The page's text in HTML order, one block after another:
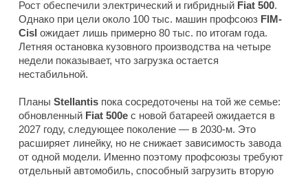
Рост обеспечили электрический и гибридный Fiat 500.
Однако при цели около 100 тыс. машин профсоюз FIM-
Cisl ожидает лишь примерно 80 тыс. по итогам года.
Летняя остановка кузовного производства на четыре
недели показывает, что загрузка остается
нестабильной.
Планы Stellantis пока сосредоточены на той же семье:
обновленный Fiat 500e с новой батареей ожидается в
2027 году, следующее поколение — в 2030-м. Это
расширяет линейку, но не снижает зависимость завода
от одной модели. Именно поэтому профсоюзы требуют
отдельный автомобиль, способный загрузить вторую